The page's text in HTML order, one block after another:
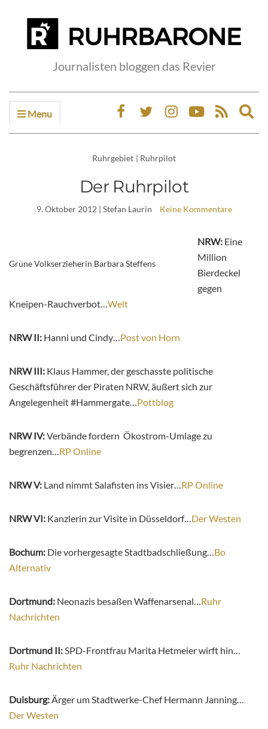
Journalisten bloggen das Revier
Menu
Ruhrgebiet | Ruhrpilot
Der Ruhrpilot
9. Oktober 2012| Stefan Laurin Keine Kommentare
Grüne Volkserzieherin Barbara Steffens
NRW: Eine
Million
Bierdeckel
gegen
Kneipen-Rauchverbot…Welt
NRW II: Hanni und Cindy…Post von Horn
NRW III: Klaus Hammer, der geschasste politische
Geschäftsführer der Piraten NRW, äußert sich zur
Angelegenheit #Hammergate…Pottblog
NRW IV:Verbände fordern Ökostrom-Umlage zu
begrenzen…RP Online
NRW V: Land nimmt Salafisten ins Visier…RP Online
NRW VI: Kanzlerin zur Visite in Düsseldorf…Der Westen
Bochum: Die vorhergesagte Stadtbadschließung…Bo
Alternativ
Dortmund: Neonazis besaßen Waffenarsenal…Ruhr
Nachrichten
Dortmund II:SPD-Frontfrau Marita Hetmeier wirft hin…
Ruhr Nachrichten
Duisburg:Ärger um Stadtwerke-Chef Hermann Janning…
Der Westen